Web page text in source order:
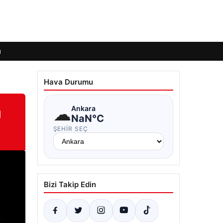
Hava Durumu
☁Ankara
NaN°C
ŞEHIR SEÇ
Bizi Takip Edin